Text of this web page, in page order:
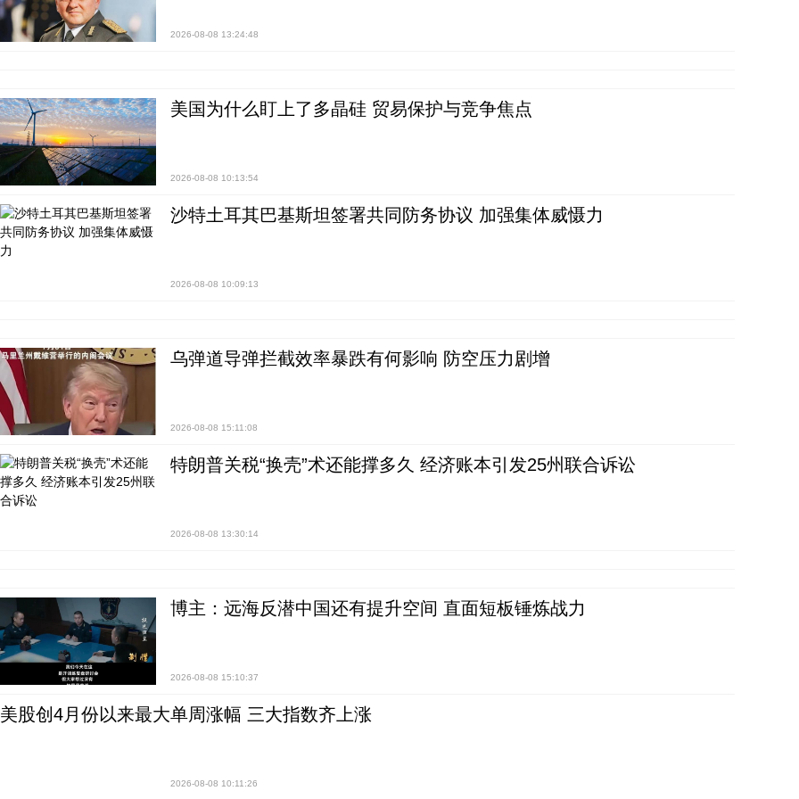
2026-08-08 13:24:48
美国为什么盯上了多晶硅 贸易保护与竞争焦点
2026-08-08 10:13:54
沙特土耳其巴基斯坦签署共同防务协议 加强集体威慑力
2026-08-08 10:09:13
乌弹道导弹拦截效率暴跌有何影响 防空压力剧增
2026-08-08 15:11:08
特朗普关税“换壳”术还能撑多久 经济账本引发25州联合诉讼
2026-08-08 13:30:14
博主：远海反潜中国还有提升空间 直面短板锤炼战力
2026-08-08 15:10:37
美股创4月份以来最大单周涨幅 三大指数齐上涨
2026-08-08 10:11:26